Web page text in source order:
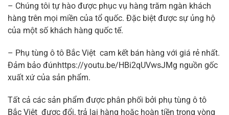
– Chúng tôi tự hào được phục vụ hàng trăm ngàn khách
hàng trên mọi miền của tổ quốc. Đặc biệt được sự ủng hộ
của một số khách hàng quốc tế.
– Phụ tùng ô tô Bắc Việt cam kết bán hàng với giá rẻ nhất.
Đảm bảo đúnhttps://youtu.be/HBi2qUVwsJMg nguồn gốc
xuất xứ của sản phẩm.
Tất cả các sản phẩm được phân phối bởi phụ tùng ô tô
Bắc Việt được đổi, trả lại hàng hoặc hoàn tiền trong vòng